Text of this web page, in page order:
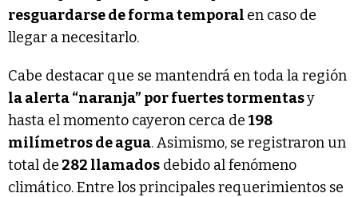
resguardarse de forma temporal en caso de
llegar a necesitarlo.
Cabe destacar que se mantendrá en toda la región
la alerta “naranja” por fuertes tormentasy
hasta el momento cayeron cerca de198
milímetros de agua. Asimismo, se registraron un
total de 282 llamados debido al fenómeno
climático. Entre los principales requerimientos se